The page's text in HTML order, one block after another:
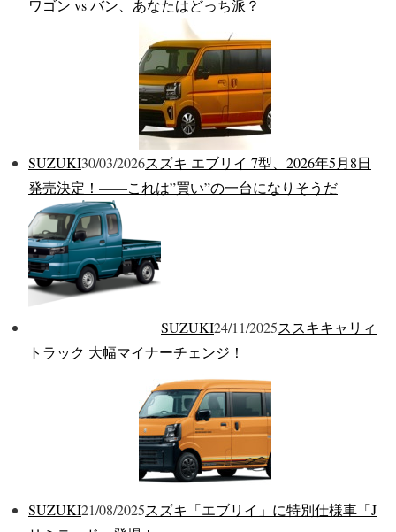
ワゴン vs バン、あなたはどっち派？
SUZUKI30/03/2026スズキ エブリイ 7型、2026年5月8日
発売決定！——これは”買い”の一台になりそうだ
SUZUKI24/11/2025ススキキャリィ
トラック 大幅マイナーチェンジ！
SUZUKI21/08/2025スズキ「エブリイ」に特別仕様車「J